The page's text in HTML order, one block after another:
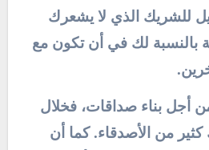
للشريك الذي لا يشعرك
بالنسبة لك في أن تكون مع
أجل بناء صداقات، فخلال
من الأصدقاء. كما أن